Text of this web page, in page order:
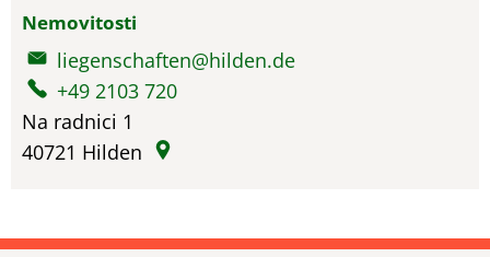
Nemovitosti
liegenschaften@hilden.de
+49 2103 720
Na radnici 1
40721 Hilden